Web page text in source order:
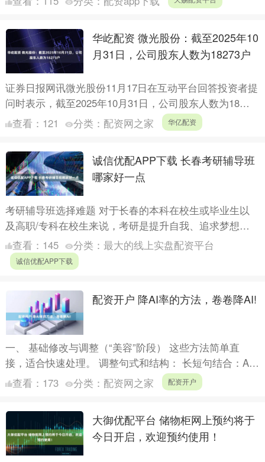
华屹配资 微光股份：截至2025年10
月31日，公司股东人数为18273户
证券日报网讯微光股份11月17日在互动平台回答投资者提
问时表示，截至2025年10月31日，公司股东人数为18，
273户。 （文章来源：证券日报） 海量资讯、精....
查看： 121 分类： 配资网之家 华亿配资
诚信优配APP下载 长春考研辅导班
哪家好一点
考研辅导班选择难题 对于长春的本科在校生或毕业生以
及高职/专科在校生来说，考研是提升自我、追求梦想的
重要途径。然而，面对众多的考研辅导班，如何选择一家
靠谱的机构....
查看： 145 分类： 最大的线上实盘配资平台
诚信优配APP下载
配资开户 降AI率的方法，卷卷降AI!
一、 基础修改与调整（“美容”阶段） 这些方法简单直
接，适合快速处理。 调整句式和结构： 长短句结合：AI
倾向于使用长度均匀、结构完美的句子。故意将一些长句
查看： 173 分类： 配资网之家 配资开户
大御优配平台 储物柜网上预约将于
今日开启，欢迎预约使用！